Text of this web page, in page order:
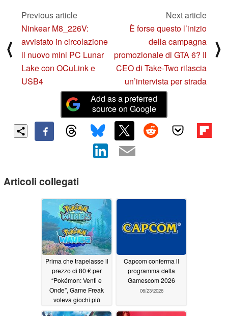
⟨
Previous article
Ninkear M8_226V:
avvistato in circolazione
il nuovo mini PC Lunar
Lake con OCuLink e
USB4
Next article
È forse questo l’inizio
della campagna
promozionale di GTA 6? Il
CEO di Take-Two rilascia
un’intervista per strada
⟩
Add as a preferred
source on Google
Articoli collegati
Prima che trapelasse il
prezzo di 80 € per
“Pokémon: Venti e
Onde”, Game Freak
voleva giochi più
costosi07/12/2026
Capcom conferma il
programma della
Gamescom 2026
06/23/2026